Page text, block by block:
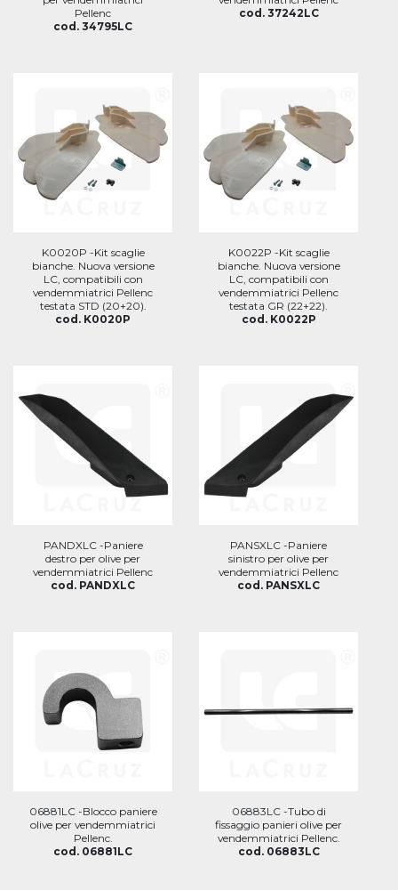
Pellenc
cod. 34795LC
cod. 37242LC
K0020P -Kit scaglie
bianche. Nuova versione
LC, compatibili con
vendemmiatrici Pellenc
testata STD (20+20).
cod. K0020P
K0022P -Kit scaglie
bianche. Nuova versione
LC, compatibili con
vendemmiatrici Pellenc
testata GR (22+22).
cod. K0022P
PANDXLC -Paniere
destro per olive per
vendemmiatrici Pellenc
cod. PANDXLC
PANSXLC -Paniere
sinistro per olive per
vendemmiatrici Pellenc
cod. PANSXLC
06881LC -Blocco paniere
olive per vendemmiatrici
Pellenc.
cod. 06881LC
06883LC -Tubo di
fissaggio panieri olive per
vendemmiatrici Pellenc.
cod. 06883LC